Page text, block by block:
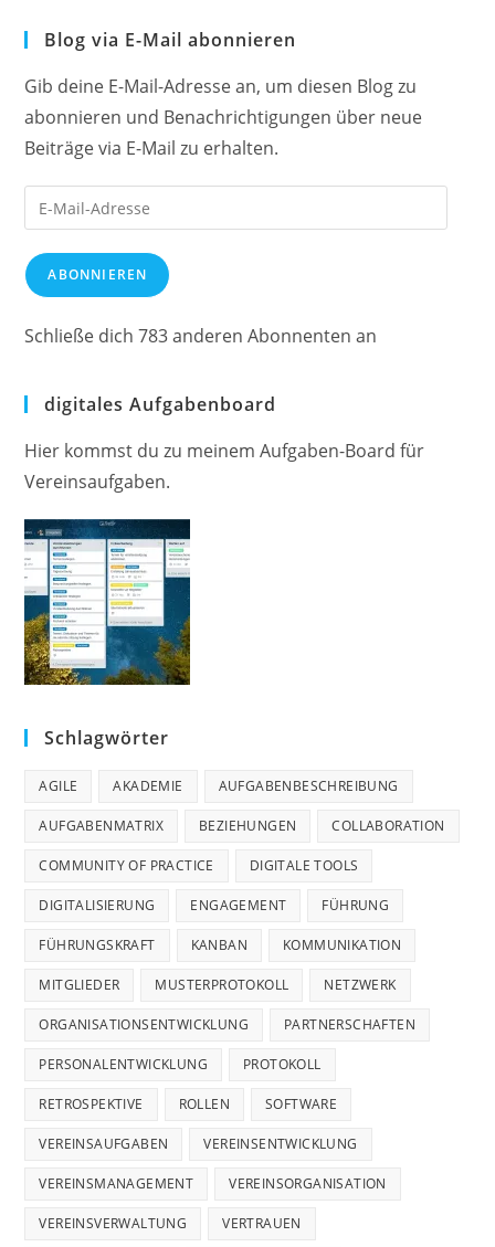
Blog via E-Mail abonnieren
Gib deine E-Mail-Adresse an, um diesen Blog zu
abonnieren und Benachrichtigungen über neue
Beiträge via E-Mail zu erhalten.
Mail-
Adresse
ABONNIEREN
Schließe dich 783 anderen Abonnenten an
digitales Aufgabenboard
Hier kommst du zu meinem Aufgaben-Board für
Vereinsaufgaben.
Schlagwörter
AGILE AKADEMIE AUFGABENBESCHREIBUNG
AUFGABENMATRIX BEZIEHUNGEN COLLABORATION
COMMUNITY OF PRACTICE DIGITALE TOOLS
DIGITALISIERUNG ENGAGEMENT FÜHRUNG
FÜHRUNGSKRAFT KANBAN KOMMUNIKATION
MITGLIEDER MUSTERPROTOKOLL NETZWERK
ORGANISATIONSENTWICKLUNG PARTNERSCHAFTEN
PERSONALENTWICKLUNG PROTOKOLL
RETROSPEKTIVE ROLLEN SOFTWARE
VEREINSAUFGABEN VEREINSENTWICKLUNG
VEREINSMANAGEMENT VEREINSORGANISATION
VEREINSVERWALTUNG VERTRAUEN